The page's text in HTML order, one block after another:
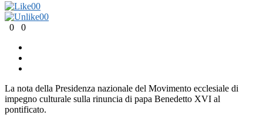
00
00
0
0
La nota della Presidenza nazionale del Movimento ecclesiale di
impegno culturale sulla rinuncia di papa Benedetto XVI al
pontificato.